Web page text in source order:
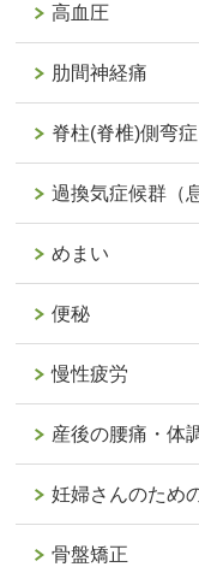
高血圧
肋間神経痛
脊柱(脊椎)側弯症
過換気症候群（
めまい
便秘
慢性疲労
産後の腰痛・体
妊婦さんのため
骨盤矯正